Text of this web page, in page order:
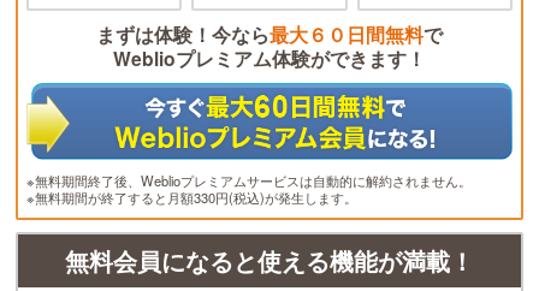
まずは体験！今なら最大６０日間無料で
Weblioプレミアム体験ができます！
※無料期間終了後、Weblioプレミアムサービスは自動的に解約されません。
※無料期間が終了すると月額330円(税込)が発生します。
無料会員になると使える機能が満載！